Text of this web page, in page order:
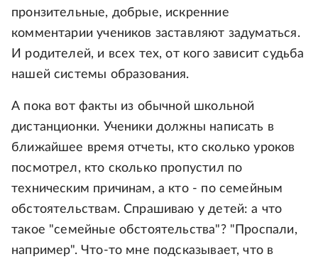
пронзительные, добрые, искренние
комментарии учеников заставляют задуматься.
И родителей, и всех тех, от кого зависит судьба
нашей системы образования.
А пока вот факты из обычной школьной
дистанционки. Ученики должны написать в
ближайшее время отчеты, кто сколько уроков
посмотрел, кто сколько пропустил по
техническим причинам, а кто - по семейным
обстоятельствам. Спрашиваю у детей: а что
такое "семейные обстоятельства"? "Проспали,
например". Что-то мне подсказывает, что в